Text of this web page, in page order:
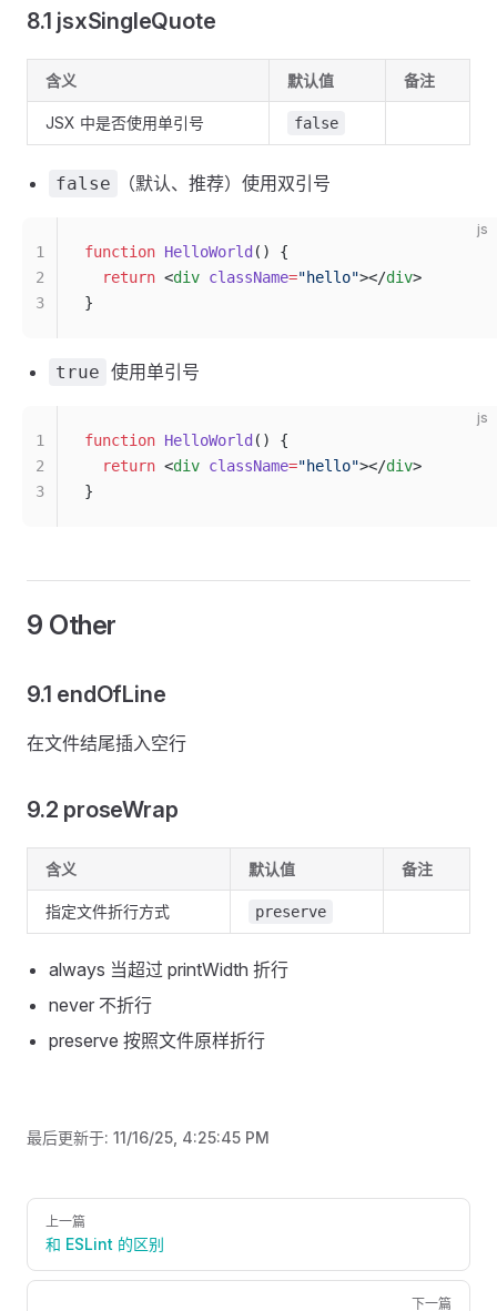
8.1 jsxSingleQuote
含义 默认值 备注
JSX 中是否使用单引号 false
false （默认、推荐）使用双引号
js
function HelloWorld () {
  return
<div className="hello"></div>
}
1
2
3
true 使用单引号
js
function HelloWorld () {
  return
<div className="hello"></div>
}
1
2
3
9 Other
9.1 endOfLine
在文件结尾插入空行
9.2 proseWrap
含义 默认值 备注
指定文件折行方式 preserve
always 当超过 printWidth 折行
never 不折行
preserve 按照文件原样折行
最后更新于: 11/16/25, 4:25:45 PM
Pager
上一篇
和 ESLint 的区别
下一篇